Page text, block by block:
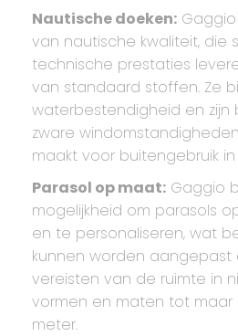
Nautische doeken:
van nautische kwaliteit, die
technische prestaties
van standaard stoffen. Ze
waterbestendigheid en
zware
maakt voor buitengebruik
Parasol op maat: Gaggio
mogelijkheid om parasols
en te personaliseren, wat
kunnen worden
vereisten van de ruimte in
vormen en maten tot maar
meter.